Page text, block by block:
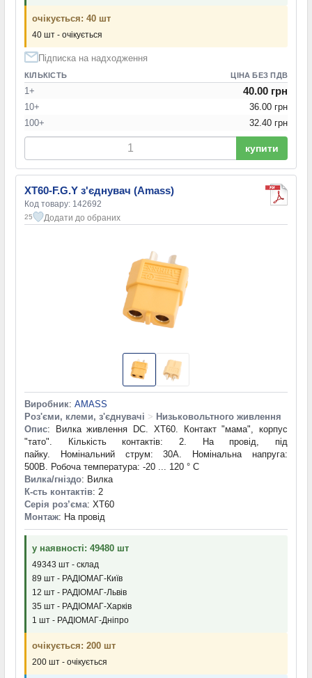
очікується: 40 шт
40 шт - очікується
Підписка на надходження
КІЛЬКІСТЬ ЦІНА БЕЗ ПДВ
1+ 40.00 грн
10+
36.00 грн
100+
32.40 грн
купити
XT60-F.G.Y з'єднувач (Amass)
Код товару: 142692
25 Додати до обраних
Виробник: AMASS
Роз'єми, клеми, з'єднувачі > Низьковольтного живлення
Опис: Вилка живлення DC. XT60. Контакт "мама", корпус
"тато". Кількість контактів: 2. На провід, під
пайку. Номінальний струм: 30А. Номінальна напруга:
500В. Робоча температура: -20 ... 120 ° C
Вилка/гніздо: Вилка
К-сть контактів: 2
Серія роз’єма: XT60
Монтаж: На провід
у наявності: 49480 шт
49343 шт - склад
89 шт - РАДІОМАГ-Київ
12 шт - РАДІОМАГ-Львів
35 шт - РАДІОМАГ-Харків
1 шт - РАДІОМАГ-Дніпро
очікується: 200 шт
200 шт - очікується